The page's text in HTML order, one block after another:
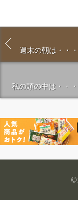
週末の朝は・・
私の頭の中は・・